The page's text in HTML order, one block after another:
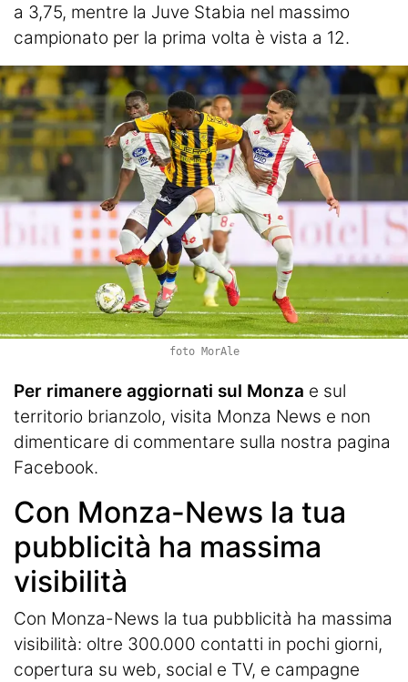
a 3,75, mentre la Juve Stabia nel massimo
campionato per la prima volta è vista a 12.
foto MorAle
Per rimanere aggiornati sul Monza e sul
territorio brianzolo, visita Monza News e non
dimenticare di commentare sulla nostra pagina
Facebook.
Con Monza-News la tua
pubblicità ha massima
visibilità
Con Monza-News la tua pubblicità ha massima
visibilità: oltre 300.000 contatti in pochi giorni,
copertura su web, social e TV, e campagne